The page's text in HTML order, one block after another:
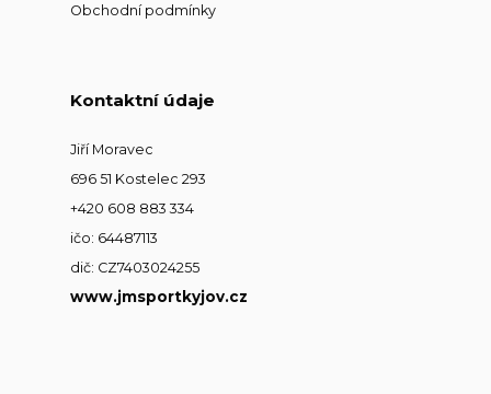
Obchodní podmínky
Kontaktní údaje
Jiří Moravec
696 51 Kostelec 293
+420 608 883 334
ičo: 64487113
dič: CZ7403024255
www.jmsportkyjov.cz